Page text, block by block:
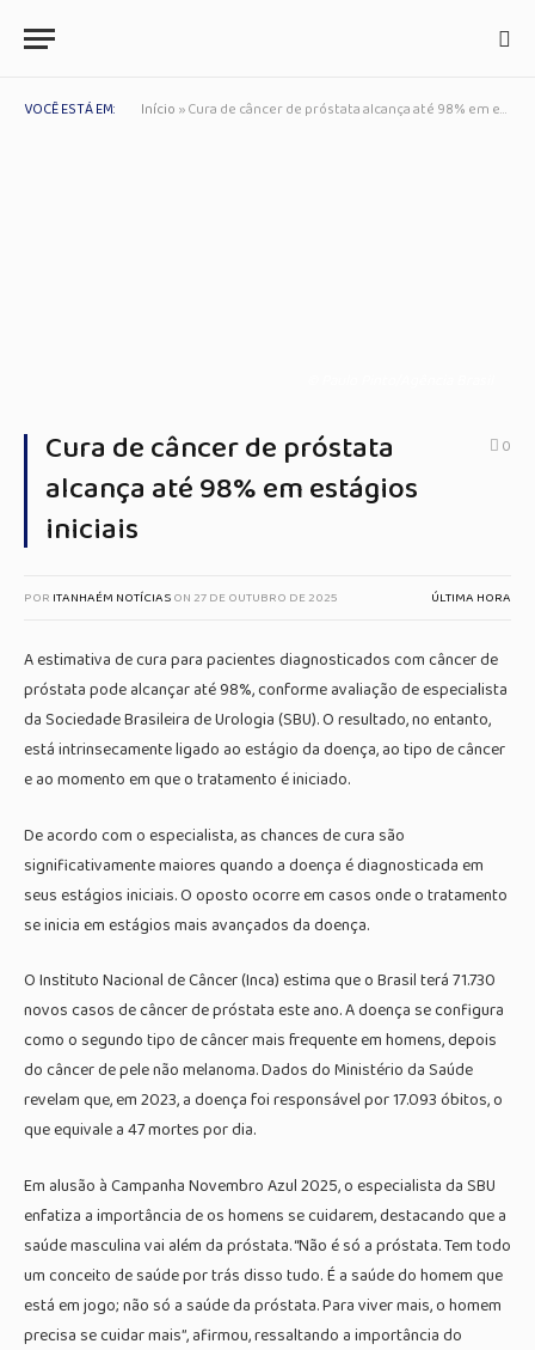
VOCÊ ESTÁ EM: Início »Cura de câncer de próstata alcança até 98% em estágios iniciais
Cura de câncer de próstata
alcança até 98% em estágios
iniciais
0
POR ITANHAÉM NOTÍCIASON27 DE OUTUBRO DE 2025 ÚLTIMA HORA
A estimativa de cura para pacientes diagnosticados com câncer de
próstata pode alcançar até 98%, conforme avaliação de especialista
da Sociedade Brasileira de Urologia (SBU). O resultado, no entanto,
está intrinsecamente ligado ao estágio da doença, ao tipo de câncer
e ao momento em que o tratamento é iniciado.
De acordo com o especialista, as chances de cura são
significativamente maiores quando a doença é diagnosticada em
seus estágios iniciais. O oposto ocorre em casos onde o tratamento
se inicia em estágios mais avançados da doença.
O Instituto Nacional de Câncer (Inca) estima que o Brasil terá 71.730
novos casos de câncer de próstata este ano. A doença se configura
como o segundo tipo de câncer mais frequente em homens, depois
do câncer de pele não melanoma. Dados do Ministério da Saúde
revelam que, em 2023, a doença foi responsável por 17.093 óbitos, o
que equivale a 47 mortes por dia.
Em alusão à Campanha Novembro Azul 2025, o especialista da SBU
enfatiza a importância de os homens se cuidarem, destacando que a
saúde masculina vai além da próstata. “Não é só a próstata. Tem todo
um conceito de saúde por trás disso tudo. É a saúde do homem que
está em jogo; não só a saúde da próstata. Para viver mais, o homem
precisa se cuidar mais”, afirmou, ressaltando a importância do